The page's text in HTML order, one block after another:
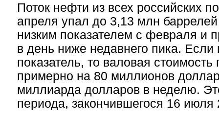
Поток нефти из всех российских
апреля упал до 3,13 млн
низким показателем с февраля и
в день ниже недавнего пика. Если
показатель, то валовая
примерно на 80 миллионов
миллиарда долларов в неделю.
периода, закончившегося 16 июля